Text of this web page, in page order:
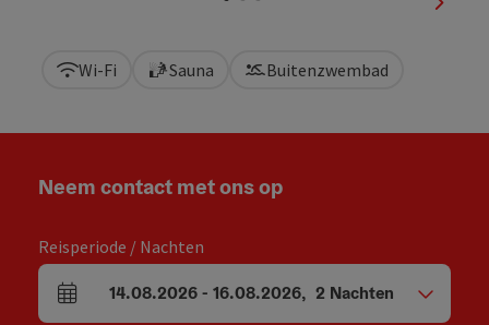
Wi-Fi Sauna Buitenzwembad
Neem contact met ons op
Reisperiode / Nachten
Velden voor aankomst en vertrek
14.08.2026- 16.08.2026, 2 Nachten